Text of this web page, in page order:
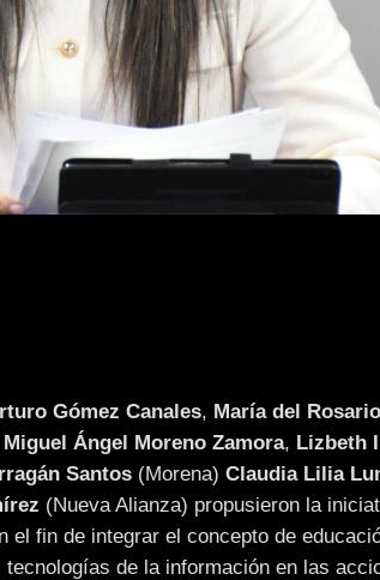
Gómez Canales, María del
Miguel Ángel Moreno Zamora, Lizbeth
Santos (Morena) Claudia Lilia
(Nueva Alianza) propusieron la
fin de integrar el concepto de
de la información en las